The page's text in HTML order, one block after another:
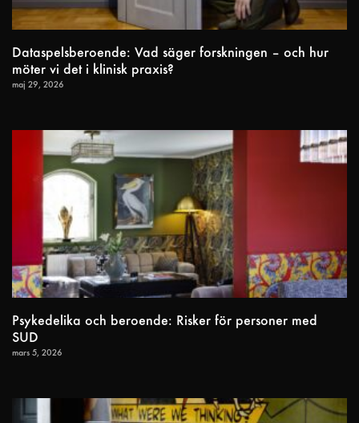
Dataspelsberoende: Vad säger forskningen – och hur
möter vi det i klinisk praxis?
maj 29, 2026
Psykedelika och beroende: Risker för personer med
SUD
mars 5, 2026